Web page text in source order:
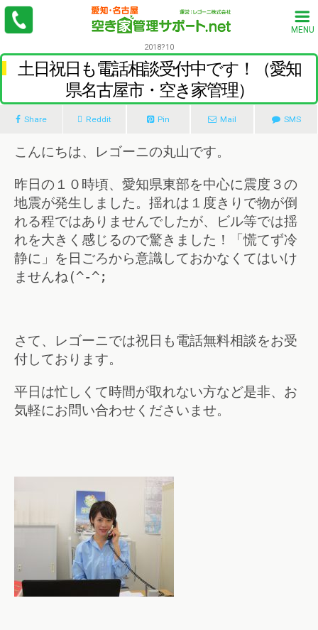
MENU
2018?10
土日祝日も電話相談受付中です！（愛知
県名古屋市・空き家管理）
Share Reddit Pin Mail SMS
こんにちは、レゴーニの丸山です。
昨日の１０時頃、愛知県東部を中心に震度３の
地震が発生しました。揺れは１度きりで物が倒
れる程ではありませんでしたが、ビル等では揺
れを大きく感じるので驚きました！「慌てず冷
静に」を日ごろから意識しておかなくてはいけ
ませんね(^-^;
さて、レゴーニでは祝日も電話無料相談をお受
付しております。
平日は忙しくて時間が取れない方など是非、お
気軽にお問い合わせくださいませ。